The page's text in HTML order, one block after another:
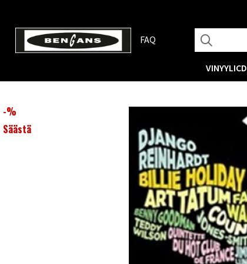
FAQ
VINYYLICD
-%
Säästä